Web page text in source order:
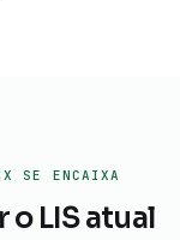
SE ENCAIXA
o LIS atual